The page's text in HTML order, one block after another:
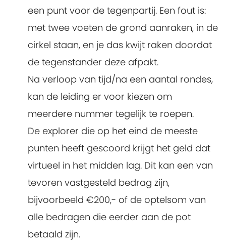
een punt voor de tegenpartij. Een fout is:
met twee voeten de grond aanraken, in de
cirkel staan, en je das kwijt raken doordat
de tegenstander deze afpakt.
Na verloop van tijd/na een aantal rondes,
kan de leiding er voor kiezen om
meerdere nummer tegelijk te roepen.
De explorer die op het eind de meeste
punten heeft gescoord krijgt het geld dat
virtueel in het midden lag. Dit kan een van
tevoren vastgesteld bedrag zijn,
bijvoorbeeld €200,- of de optelsom van
alle bedragen die eerder aan de pot
betaald zijn.